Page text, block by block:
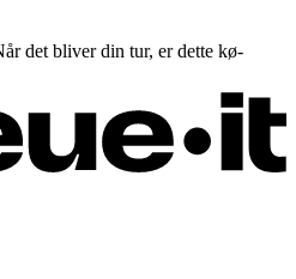
det bliver din tur, er dette kø-